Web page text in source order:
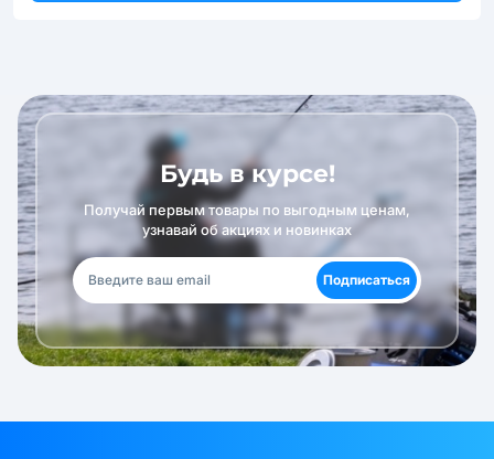
Будь в курсе!
Получай первым товары по выгодным ценам,
узнавай об акциях и новинках
Подписаться